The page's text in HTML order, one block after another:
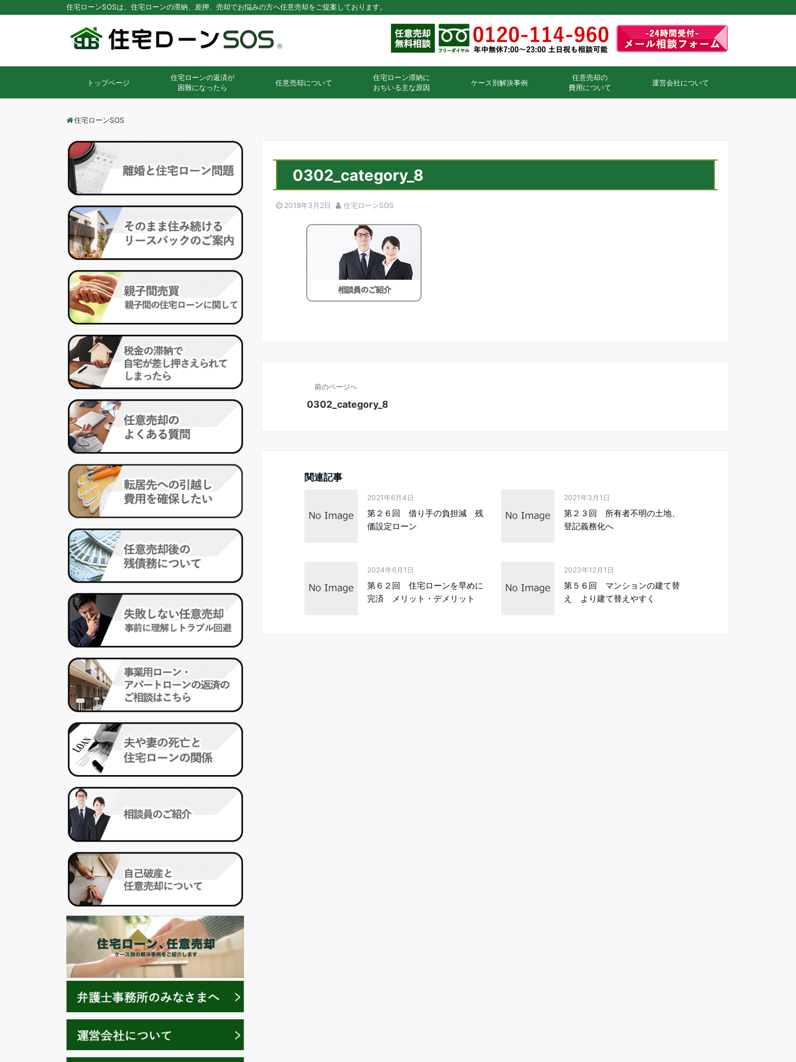
住宅ローンSOSは、住宅ローンの滞納、差押、売却でお悩みの方へ任意売却をご提案しております。
トップページ
住宅ローンの返済が
困難になったら
任意売却について
住宅ローン滞納に
おちいる主な原因
ケース別解決事例
任意売却の
費用について
運営会社について
住宅ローンSOS
0302_category_8
2018年3月2日 住宅ローンSOS
前のページへ
0302_category_8
関連記事
2021年6月4日
第２６回 借り手の負担減 残
価設定ローン
2021年3月1日
第２３回 所有者不明の土地、
登記義務化へ
2024年6月1日
第６２回 住宅ローンを早めに
完済 メリット・デメリット
2023年12月1日
第５６回 マンションの建て替
え より建て替えやすく